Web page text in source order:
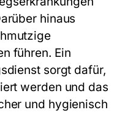
hinaus
führen. Ein
sorgt dafür,
werden und das
und hygienisch